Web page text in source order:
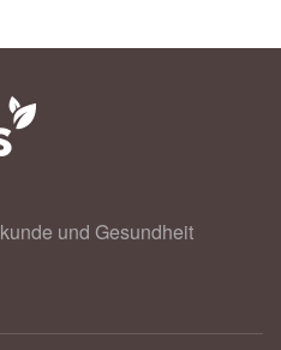
und Gesundheit